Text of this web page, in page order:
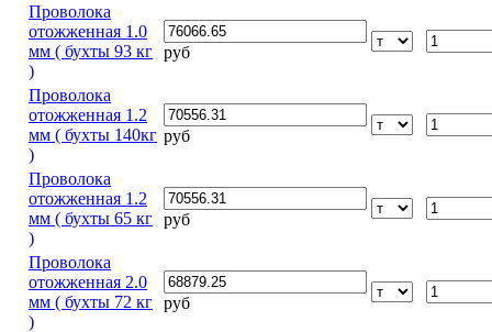
Проволока
отожженная 1.0
мм ( бухты 93 кг
)
руб
Проволока
отожженная 1.2
мм ( бухты 140кг
)
руб
Проволока
отожженная 1.2
мм ( бухты 65 кг
)
руб
Проволока
отожженная 2.0
мм ( бухты 72 кг
)
руб